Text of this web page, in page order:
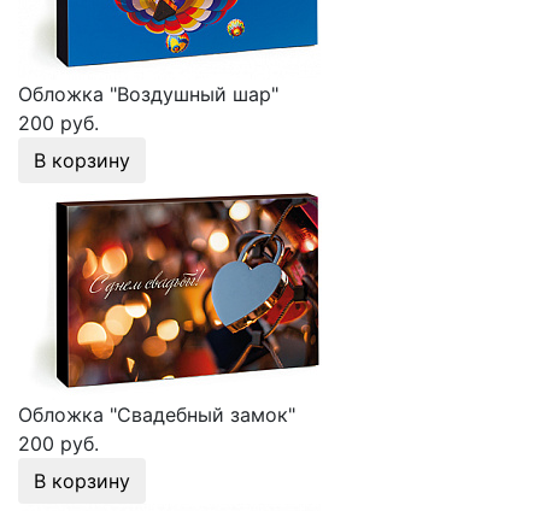
Обложка "Воздушный шар"
200 руб.
В корзину
Обложка "Свадебный замок"
200 руб.
В корзину